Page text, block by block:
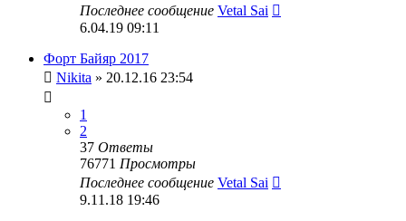
Последнее сообщение Vetal Sai
6.04.19 09:11
Форт Байяр 2017
Nikita » 20.12.16 23:54
1
2
37 Ответы
76771 Просмотры
Последнее сообщение Vetal Sai
9.11.18 19:46